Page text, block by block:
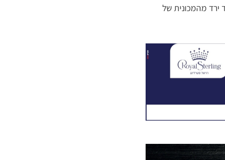
ירד מהמכונית של